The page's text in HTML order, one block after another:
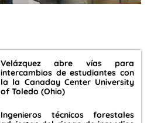
Velázquez abre vías para
intercambios de estudiantes con
la la Canaday Center University
of Toledo (Ohio)
Ingenieros técnicos forestales